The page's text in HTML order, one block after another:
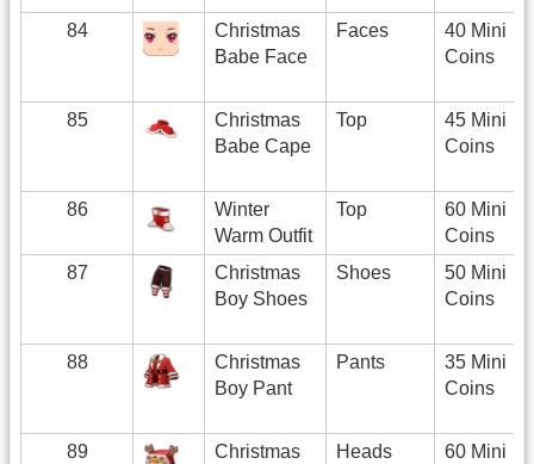
84
Christmas
Babe Face
Faces
40 Mini
Coins
85
Christmas
Babe Cape
Top
45 Mini
Coins
86
Winter
Warm Outfit
Top
60 Mini
Coins
87
Christmas
Boy Shoes
Shoes
50 Mini
Coins
88
Christmas
Boy Pant
Pants
35 Mini
Coins
89
Christmas
Heads
60 Mini